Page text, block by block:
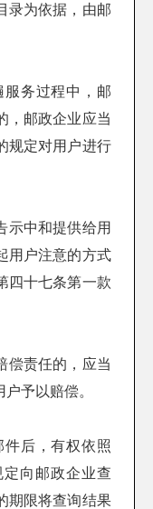
录为依据，由邮
务过程中，邮
，邮政企业应当
规定对用户进行
示中和提供给用
用户注意的方式
四十七条第一款
偿责任的，应当
予以赔偿。
后，有权依照
定向邮政企业查
期限将查询结果